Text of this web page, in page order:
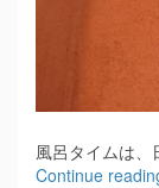
風呂タイムは、
Continue